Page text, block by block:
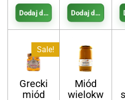
Dodaj do koszykaDodaj do koszyka
Sale!
Grecki
miód
Miód
wielokw